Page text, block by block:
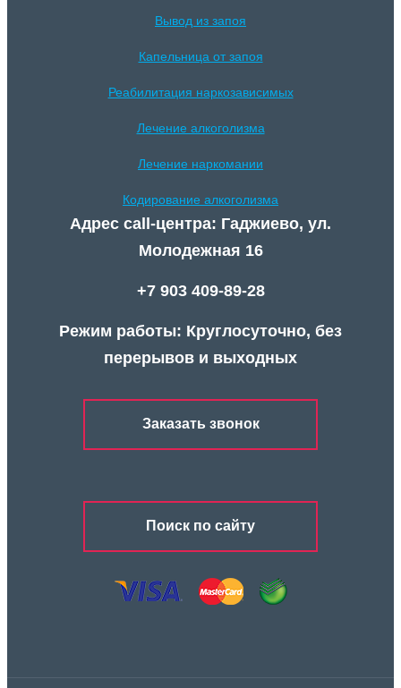
Вывод из запоя
Капельница от запоя
Реабилитация наркозависимых
Лечение алкоголизма
Лечение наркомании
Кодирование алкоголизма
Адрес call-центра: Гаджиево, ул.
Молодежная 16
+7 903 409-89-28
Режим работы: Круглосуточно, без
перерывов и выходных
Заказать звонок
Поиск по сайту